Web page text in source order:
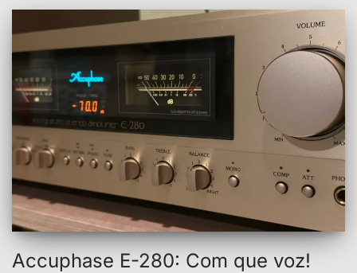
Accuphase E-280: Com que voz!